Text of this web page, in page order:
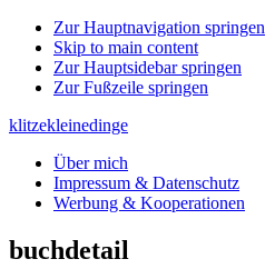
Zur Hauptnavigation springen
Skip to main content
Zur Hauptsidebar springen
Zur Fußzeile springen
klitzekleinedinge
Über mich
Impressum & Datenschutz
Werbung & Kooperationen
buchdetail